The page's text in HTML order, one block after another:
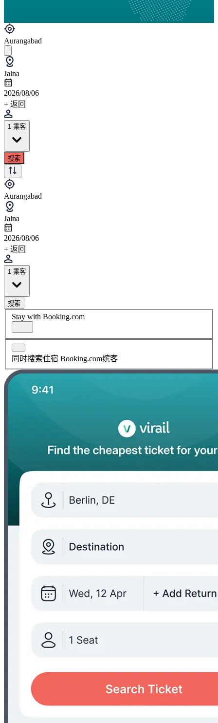
Aurangabad
Jalna
2026/08/06
+ 返回
1 乘客
搜索
Aurangabad
Jalna
2026/08/06
+ 返回
1 乘客
搜索
Stay with Booking.com
同时搜索住宿 Booking.com缤客